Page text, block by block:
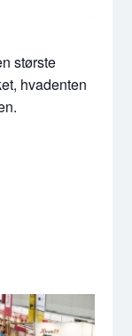
største
hvadenten